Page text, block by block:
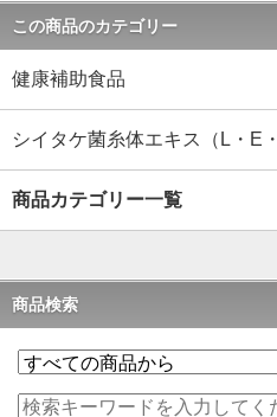
この商品のカテゴリー
健康補助食品
シイタケ菌糸体エキス（L・E・
商品カテゴリー一覧
商品検索